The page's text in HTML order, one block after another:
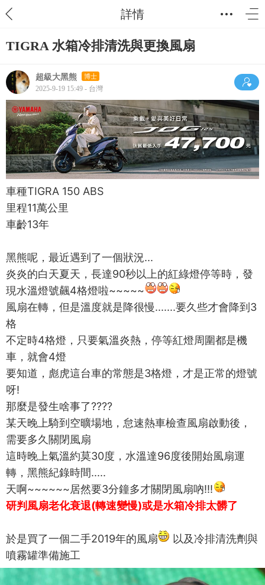
詳情
TIGRA 水箱冷排清洗與更換風扇
超級大黑熊 博士
2025-9-19 15:49 - 台灣
車種TIGRA 150 ABS
里程11萬公里
車齡13年
黑熊呢，最近遇到了一個狀況...
炎炎的白天夏天，長達90秒以上的紅綠燈停等時，發
現水溫燈號飆4格燈啦~~~~~
風扇在轉，但是溫度就是降很慢.......要久些才會降到3
格
不定時4格燈，只要氣溫炎熱，停等紅燈周圍都是機
車，就會4燈
要知道，彪虎這台車的常態是3格燈，才是正常的燈號
呀!
那麼是發生啥事了????
某天晚上騎到空曠場地，怠速熱車檢查風扇啟動後，
需要多久關閉風扇
這時晚上氣溫約莫30度，水溫達96度後開始風扇運
轉，黑熊紀錄時間.....
天啊~~~~~~居然要3分鐘多才關閉風扇吶!!!
研判風扇老化衰退(轉速變慢)或是水箱冷排太髒了
於是買了一個二手2019年的風扇
以及冷排清洗劑與
噴霧罐準備施工